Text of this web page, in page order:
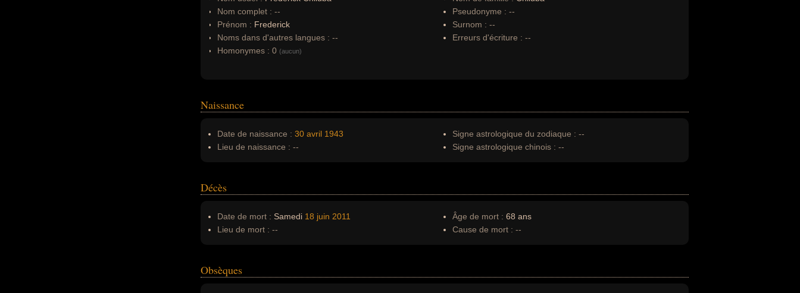
Nom complet : --
Prénom : Frederick
Noms dans d'autres langues : --
Homonymes : 0 (aucun)
Pseudonyme : --
Surnom : --
Erreurs d'écriture : --
Naissance
Date de naissance : 30 avril 1943
Lieu de naissance : --
Signe astrologique du zodiaque : --
Signe astrologique chinois : --
Décès
Date de mort : Samedi 18 juin 2011
Lieu de mort : --
Âge de mort : 68 ans
Cause de mort : --
Obsèques